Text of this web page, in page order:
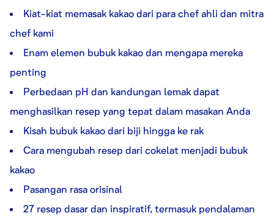
Kiat-kiat memasak kakao dari para chef ahli dan mitra
chef kami
Enam elemen bubuk kakao dan mengapa mereka
penting
Perbedaan pH dan kandungan lemak dapat
menghasilkan resep yang tepat dalam masakan Anda
Kisah bubuk kakao dari biji hingga ke rak
Cara mengubah resep dari cokelat menjadi bubuk
kakao
Pasangan rasa orisinal
27 resep dasar dan inspiratif, termasuk pendalaman